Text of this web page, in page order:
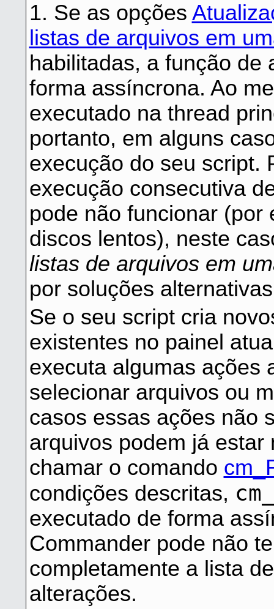
1. Se as opções
listas de arquivos em
habilitadas, a função de
forma assíncrona. Ao
executado na thread
portanto, em alguns
execução do seu script.
execução consecutiva
pode não funcionar (por
discos lentos), neste
listas de arquivos em
por soluções
Se o seu script cria
existentes no painel
executa algumas ações
selecionar arquivos ou
casos essas ações não
arquivos podem já
chamar o comando
condições descritas,
executado de forma
Commander pode não
completamente a lista
alterações.